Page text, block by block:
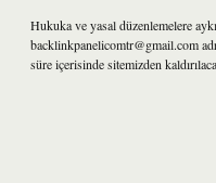
Hukuka ve yasal düzenlemelere
backlinkpanelicomtr@gmail.com
süre içerisinde sitemizden